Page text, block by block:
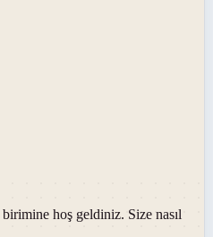
birimine hoş geldiniz. Size nasıl